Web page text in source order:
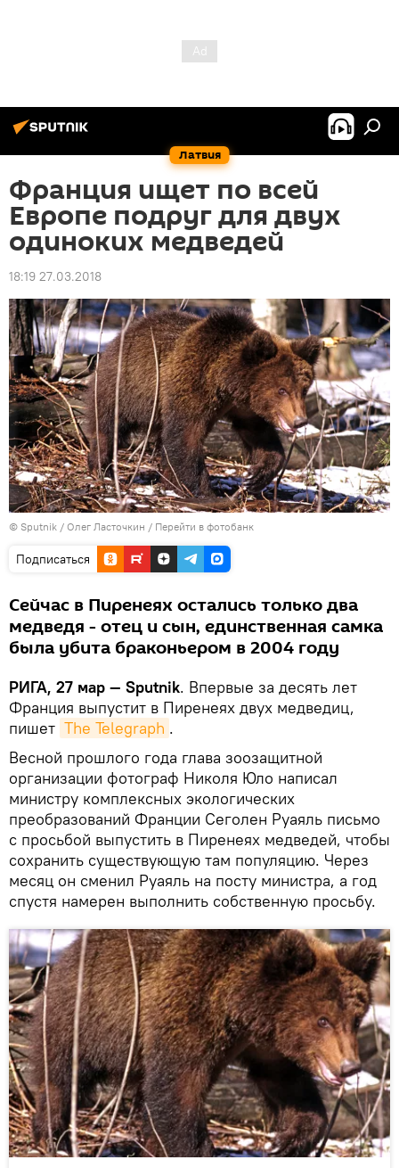
Латвия
Франция ищет по всей
Европе подруг для двух
одиноких медведей
18:19 27.03.2018
© Sputnik / Олег Ласточкин / Перейти в фотобанк
Подписаться
Сейчас в Пиренеях остались только два
медведя - отец и сын, единственная самка
была убита браконьером в 2004 году
РИГА, 27 мар — Sputnik. Впервые за десять лет
Франция выпустит в Пиренеях двух медведиц,
пишет The Telegraph .
Весной прошлого года глава зоозащитной
организации фотограф Николя Юло написал
министру комплексных экологических
преобразований Франции Сеголен Руаяль письмо
с просьбой выпустить в Пиренеях медведей, чтобы
сохранить существующую там популяцию. Через
месяц он сменил Руаяль на посту министра, а год
спустя намерен выполнить собственную просьбу.